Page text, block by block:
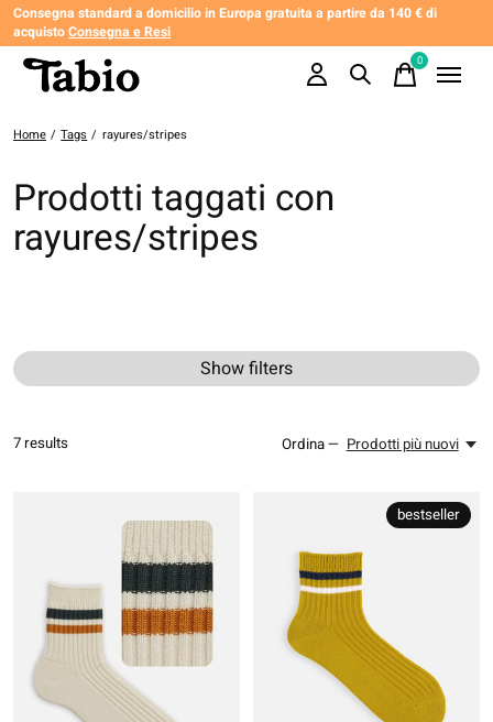
Consegna standard a domicilio in Europa gratuita a partire da 140 € di
acquistoConsegna e Resi
0items
Home / Tags / rayures/stripes
Prodotti taggati con
rayures/stripes
Show filters
7 results Ordina — Prodotti più nuovi
bestseller